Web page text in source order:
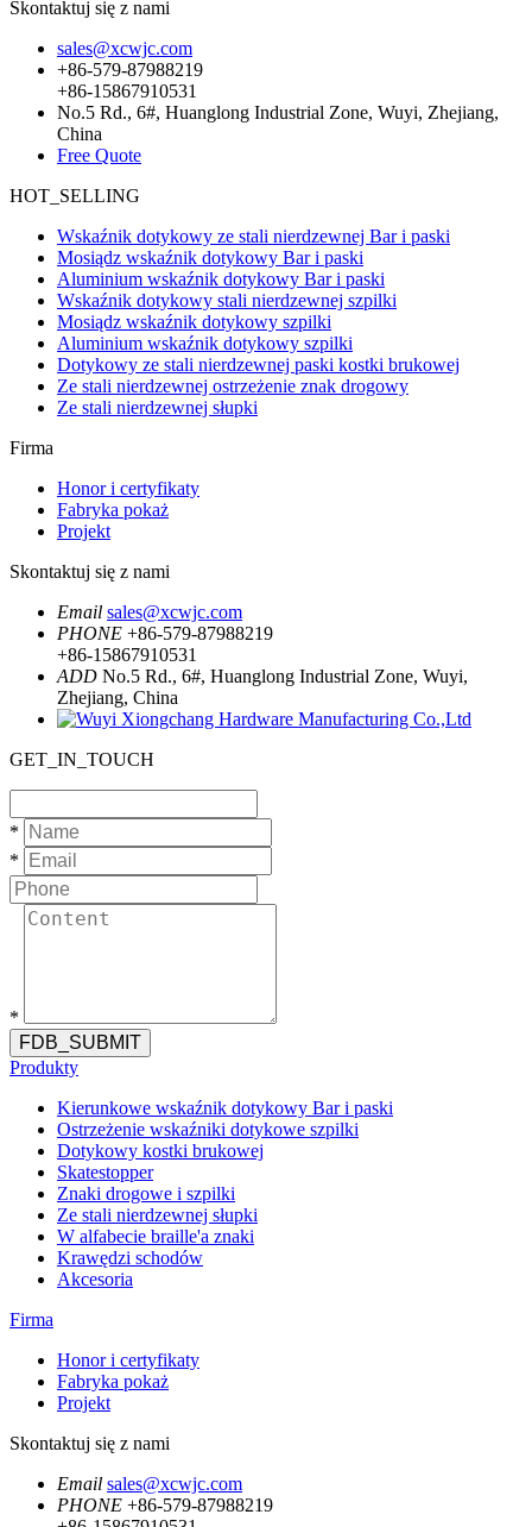
Skontaktuj się z nami
sales@xcwjc.com
+86-579-87988219
+86-15867910531
No.5 Rd., 6#, Huanglong Industrial Zone, Wuyi, Zhejiang,
China
Free Quote
HOT_SELLING
Wskaźnik dotykowy ze stali nierdzewnej Bar i paski
Mosiądz wskaźnik dotykowy Bar i paski
Aluminium wskaźnik dotykowy Bar i paski
Wskaźnik dotykowy stali nierdzewnej szpilki
Mosiądz wskaźnik dotykowy szpilki
Aluminium wskaźnik dotykowy szpilki
Dotykowy ze stali nierdzewnej paski kostki brukowej
Ze stali nierdzewnej ostrzeżenie znak drogowy
Ze stali nierdzewnej słupki
Firma
Honor i certyfikaty
Fabryka pokaż
Projekt
Skontaktuj się z nami
Email sales@xcwjc.com
PHONE +86-579-87988219
+86-15867910531
ADD No.5 Rd., 6#, Huanglong Industrial Zone, Wuyi,
Zhejiang, China
GET_IN_TOUCH
*
*
*
FDB_SUBMIT
Produkty
Kierunkowe wskaźnik dotykowy Bar i paski
Ostrzeżenie wskaźniki dotykowe szpilki
Dotykowy kostki brukowej
Skatestopper
Znaki drogowe i szpilki
Ze stali nierdzewnej słupki
W alfabecie braille'a znaki
Krawędzi schodów
Akcesoria
Firma
Honor i certyfikaty
Fabryka pokaż
Projekt
Skontaktuj się z nami
Email sales@xcwjc.com
PHONE +86-579-87988219